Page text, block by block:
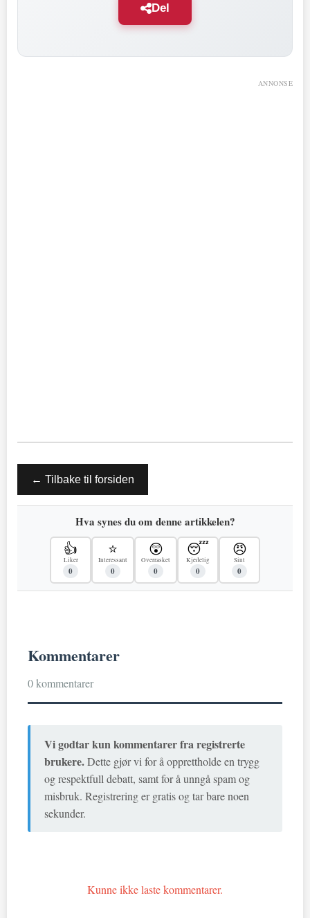
Del
ANNONSE
← Tilbake til forsiden
Hva synes du om denne artikkelen?
👍
Liker
0
⭐
Interessant
0
😲
Overrasket
0
😴
Kjedelig
0
😠
Sint
0
Kommentarer
0 kommentarer
Vi godtar kun kommentarer fra registrerte
brukere.Dette gjør vi for å opprettholde en trygg
og respektfull debatt, samt for å unngå spam og
misbruk. Registrering er gratis og tar bare noen
sekunder.
Kunne ikke laste kommentarer.